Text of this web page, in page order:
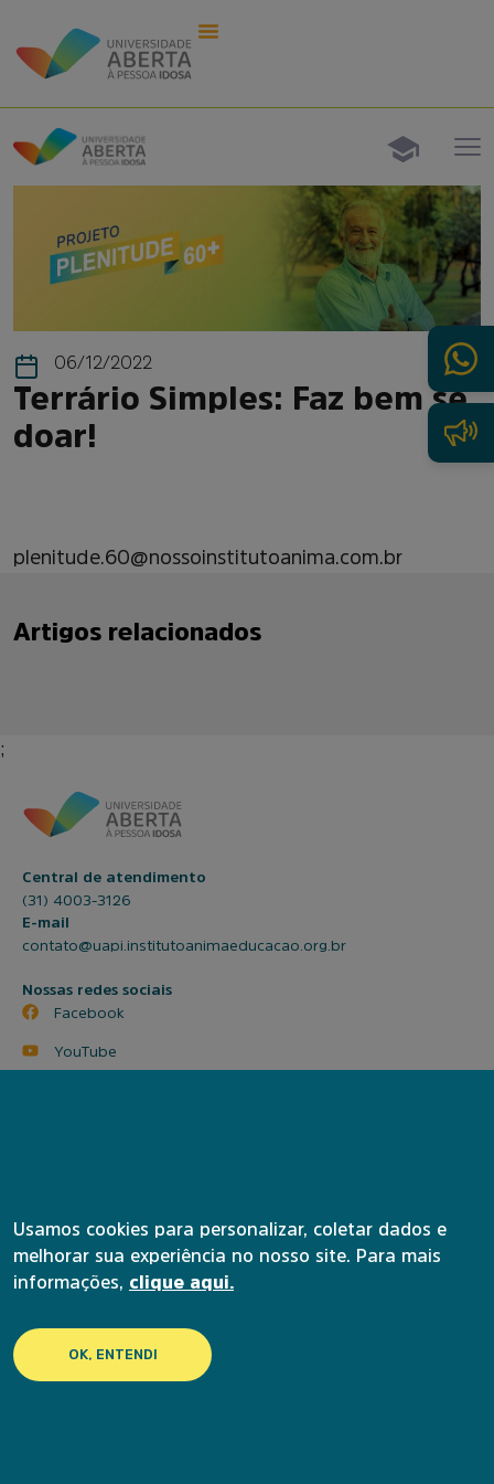
06/12/2022
Terrário Simples: Faz bem se
doar!
plenitude.60@nossoinstitutoanima.com.br
Artigos relacionados
;
Central de atendimento
(31) 4003-3126
E-mail
contato@uapi.institutoanimaeducacao.org.br
Nossas redes sociais
Facebook
YouTube
Acesse nossas redes sociais
Usamos cookies para personalizar, coletar dados e
melhorar sua experiência no nosso site. Para mais
informações, clique aqui.
OK, ENTENDI